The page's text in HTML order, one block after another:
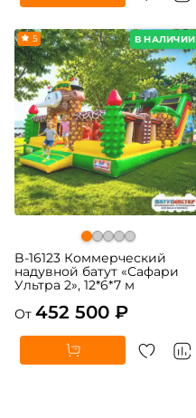
В НАЛИЧИИ
5
B-16123 Коммерческий
надувной батут «Сафари
Ультра 2», 12*6*7 м
От 452 500 ₽